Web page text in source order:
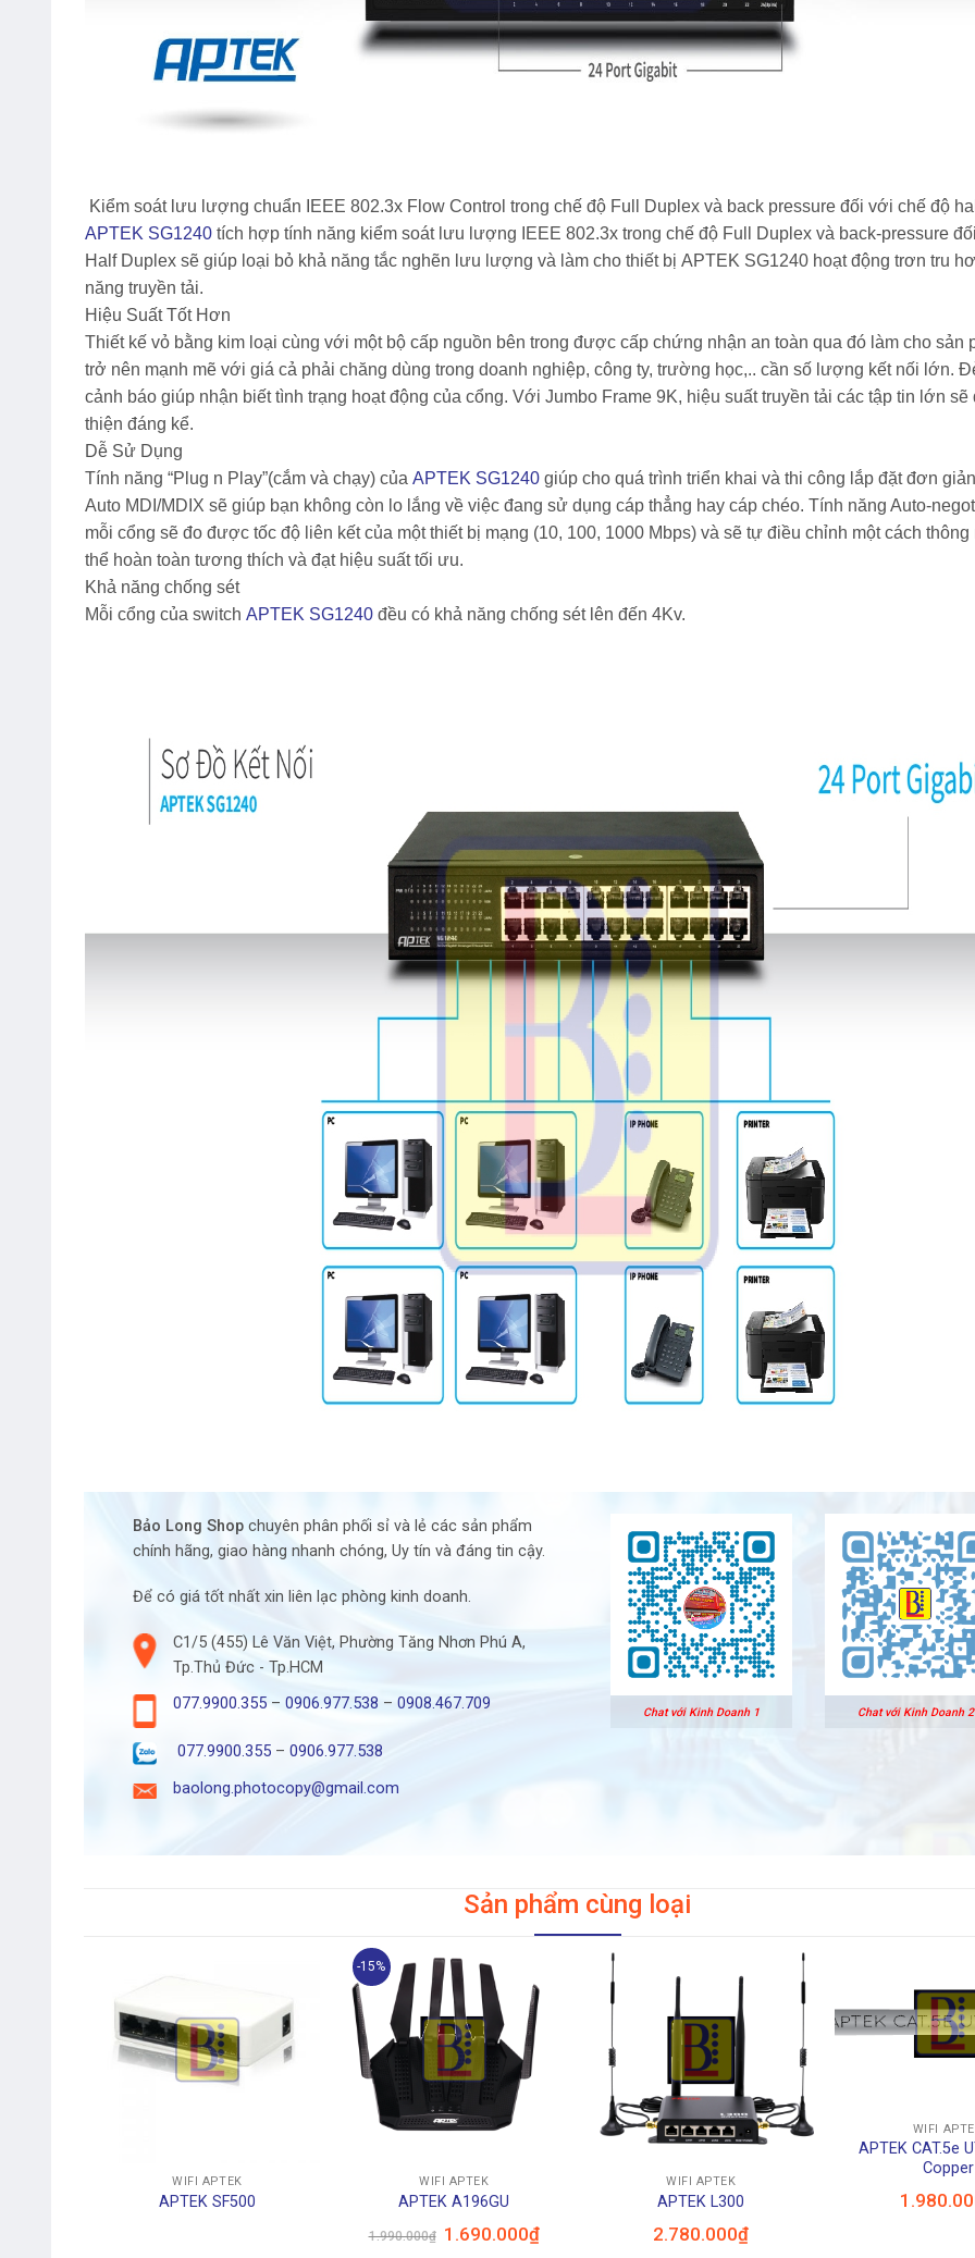
Kiểm soát lưu lượng chuẩn IEEE 802.3x Flow Control trong chế độ Full Duplex và back pressure đối với chế độ
APTEK SG1240 tích hợp tính năng kiểm soát lưu lượng IEEE 802.3x trong chế độ Full Duplex và back-pressure
Half Duplex sẽ giúp loại bỏ khả năng tắc nghẽn lưu lượng và làm cho thiết bị APTEK SG1240 hoạt động trơn tru
năng truyền tải.
Hiệu Suất Tốt Hơn
Thiết kế vỏ bằng kim loại cùng với một bộ cấp nguồn bên trong được cấp chứng nhận an toàn qua đó làm cho sản
trở nên mạnh mẽ với giá cả phải chăng dùng trong doanh nghiệp, công ty, trường học,.. cần số lượng kết nối lớn.
cảnh báo giúp nhận biết tình trạng hoạt động của cổng. Với Jumbo Frame 9K, hiệu suất truyền tải các tập tin lớn
thiện đáng kể.
Dễ Sử Dụng
Tính năng “Plug n Play”(cắm và chạy) của APTEK SG1240 giúp cho quá trình triển khai và thi công lắp đặt đơn
Auto MDI/MDIX sẽ giúp bạn không còn lo lắng về việc đang sử dụng cáp thẳng hay cáp chéo. Tính năng Auto-
mỗi cổng sẽ đo được tốc độ liên kết của một thiết bị mạng (10, 100, 1000 Mbps) và sẽ tự điều chỉnh một cách thông
thể hoàn toàn tương thích và đạt hiệu suất tối ưu.
Khả năng chống sét
Mỗi cổng của switch APTEK SG1240 đều có khả năng chống sét lên đến 4Kv.
Bảo Long Shop chuyên phân phối sỉ và lẻ các sản phẩm
chính hãng, giao hàng nhanh chóng, Uy tín và đáng tin cậy.
Để có giá tốt nhất xin liên lạc phòng kinh doanh.
C1/5 (455) Lê Văn Việt, Phường Tăng Nhơn Phú A,
Tp.Thủ Đức - Tp.HCM
077.9900.355– 0906.977.538 – 0908.467.709
077.9900.355– 0906.977.538
baolong.photocopy@gmail.com
Chat với Kinh Doanh 1 Chat với Kinh Doanh 2
Sản phẩm cùng loại
WIFI APTEK
APTEK SF500
-15%
WIFI APTEK
APTEK A196GU
1.990.000₫
Giá
gốc
1.690.000₫Giá
WIFI APTEK
APTEK L300
2.780.000₫
WIFI
APTEK CAT.5e
Copper